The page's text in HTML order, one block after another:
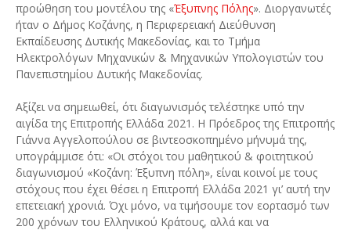
προώθηση του μοντέλου της «Έξυπνης Πόλης». Διοργανωτές
ήταν ο Δήμος Κοζάνης, η Περιφερειακή Διεύθυνση
Εκπαίδευσης Δυτικής Μακεδονίας, και το Τμήμα
Ηλεκτρολόγων Μηχανικών & Μηχανικών Υπολογιστών του
Πανεπιστημίου Δυτικής Μακεδονίας.
Αξίζει να σημειωθεί, ότι διαγωνισμός τελέστηκε υπό την
αιγίδα της Επιτροπής Ελλάδα 2021. Η Πρόεδρος της Επιτροπής
Γιάννα Αγγελοπούλου σε βιντεοσκοπημένο μήνυμά της,
υπογράμμισε ότι: «Οι στόχοι του μαθητικού & φοιτητικού
διαγωνισμού «Κοζάνη: Έξυπνη πόλη», είναι κοινοί με τους
στόχους που έχει θέσει η Επιτροπή Ελλάδα 2021 γι’ αυτή την
επετειακή χρονιά. Όχι μόνο, να τιμήσουμε τον εορτασμό των
200 χρόνων του Ελληνικού Κράτους, αλλά και να